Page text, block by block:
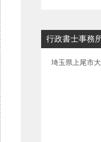
行政書士事務
埼玉県上尾市